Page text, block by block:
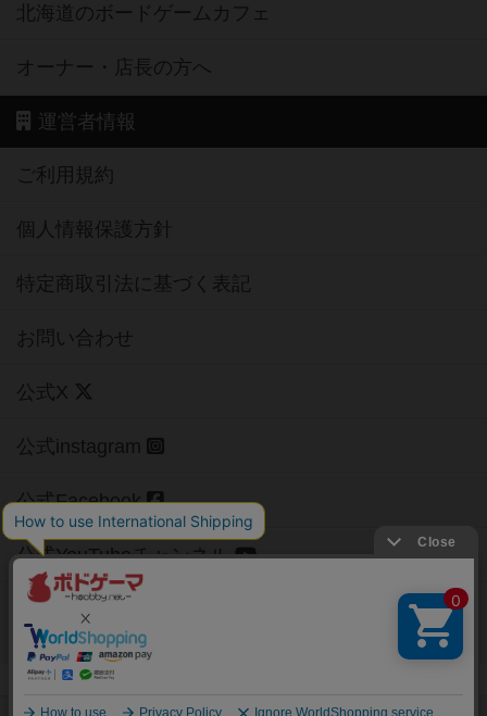
北海道のボードゲームカフェ
オーナー・店長の方へ
運営者情報
ご利用規約
個人情報保護方針
特定商取引法に基づく表記
お問い合わせ
公式X
公式instagram
公式Facebook
公式YouTubeチャンネル